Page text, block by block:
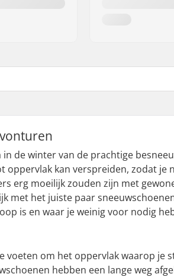
de winter van de prachtige
kan verspreiden, zodat je
erg moeilijk zouden zijn met
met het juiste paar
is en waar je weinig voor nodig
voeten om het oppervlak waarop je
hebben een lange weg